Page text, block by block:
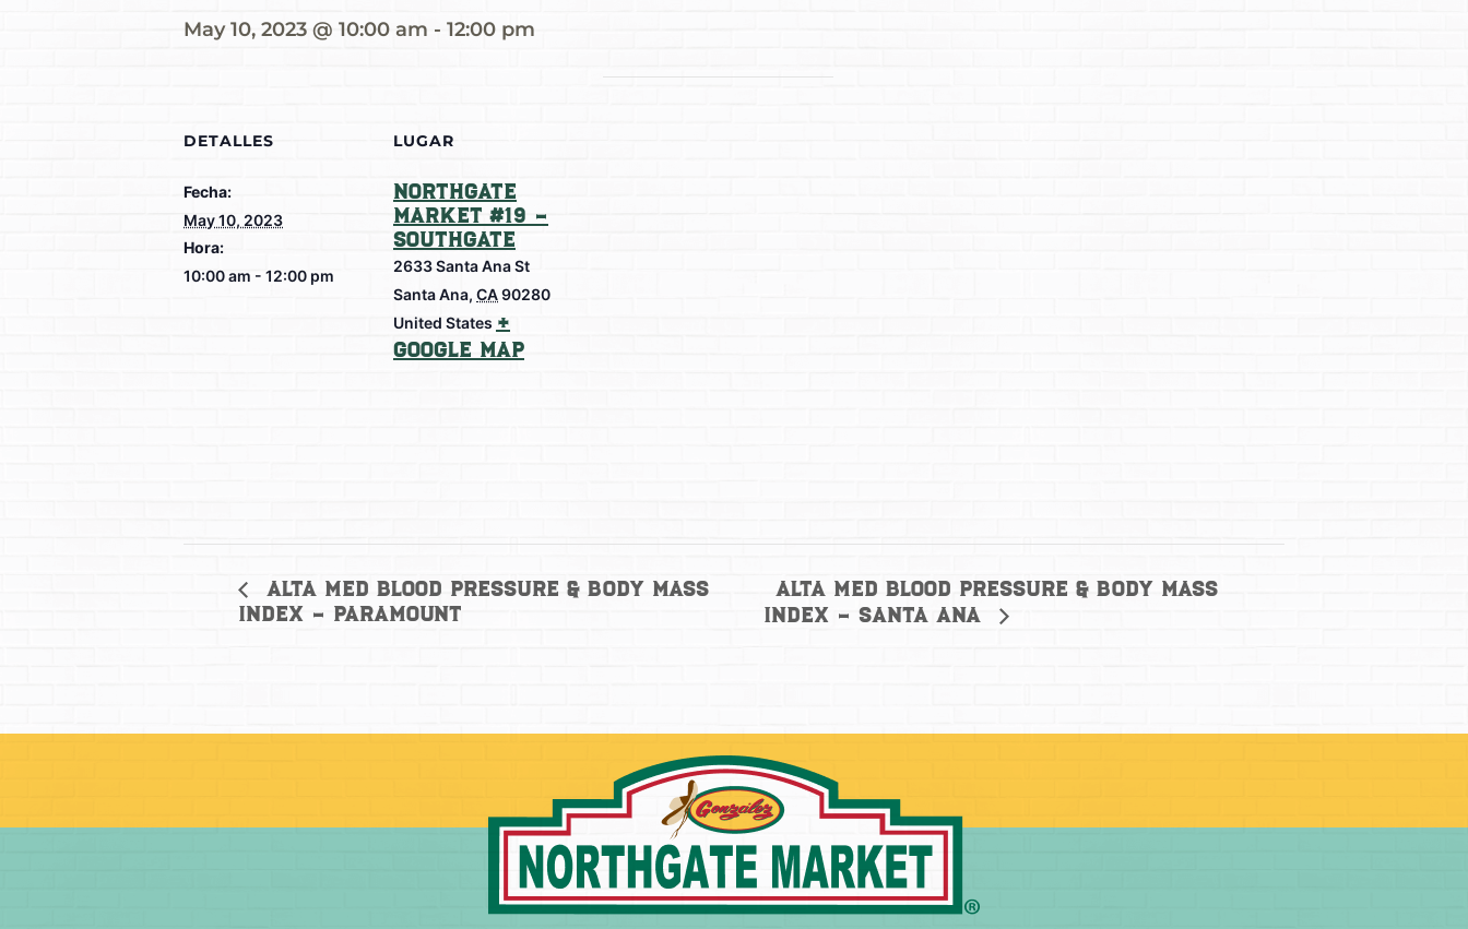
May 10, 2023 @ 10:00 am - 12:00 pm
DETALLES
Fecha:
May 10, 2023
Hora:
10:00 am - 12:00 pm
LUGAR
Northgate
Market #19 –
Southgate
2633 Santa Ana St
Santa Ana, CA90280
United States +
Google Map
Alta Med Blood Pressure & Body Mass
Index – Paramount
Alta Med Blood Pressure & Body Mass
Index – Santa Ana